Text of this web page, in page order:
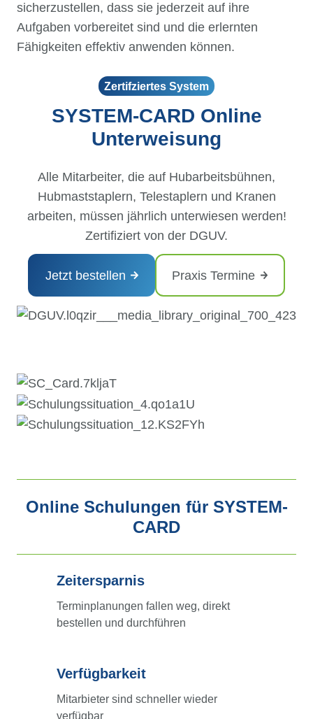
sicherzustellen, dass sie jederzeit auf ihre
Aufgaben vorbereitet sind und die erlernten
Fähigkeiten effektiv anwenden können.
Zertifziertes System
SYSTEM-CARD Online
Unterweisung
Alle Mitarbeiter, die auf Hubarbeitsbühnen,
Hubmaststaplern, Telestaplern und Kranen
arbeiten, müssen jährlich unterwiesen werden!
Zertifiziert von der DGUV.
Jetzt bestellen Praxis Termine
Online Schulungen für SYSTEM-
CARD
Zeitersparnis
Terminplanungen fallen weg, direkt
bestellen und durchführen
Zeitersparnis
Verfügbarkeit
Mitarbieter sind schneller wieder
verfügbar
Verfügbarkeit